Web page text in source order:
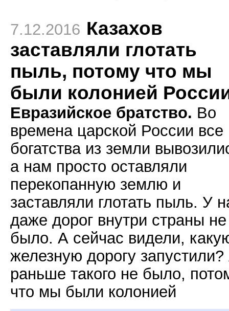
7.12.2016 Казахов
заставляли глотать
пыль, потому что мы
были колонией
Евразийское братство. Во
времена царской России все
богатства из земли
а нам просто оставляли
перекопанную землю и
заставляли глотать пыль. У
даже дорог внутри страны не
было. А сейчас видели,
железную дорогу
раньше такого не было,
что мы были колонией